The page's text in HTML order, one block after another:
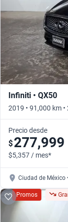
Infiniti • QX50
2019 • 91,000 km
Precio desde
$277,999
$5,357 / mes*
Ciudad de México
Promos